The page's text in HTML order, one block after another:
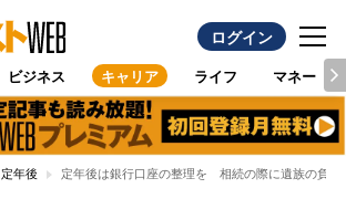
ログイン
ビジネス キャリア ライフ マネー
定年後 定年後は銀行口座の整理を 相続の際に遺族の負担